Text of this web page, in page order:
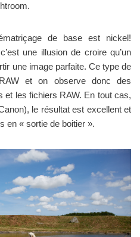
de base est nickel!
une illusion de croire qu’un
une image parfaite. Ce type de
et on observe donc des
et les fichiers RAW. En tout cas,
le résultat est excellent et
en « sortie de boitier ».